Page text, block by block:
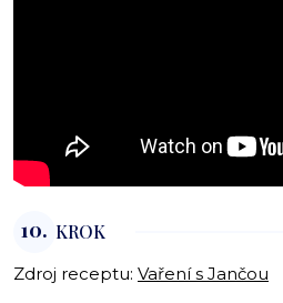
10. KROK
Zdroj receptu: Vaření s Jančou